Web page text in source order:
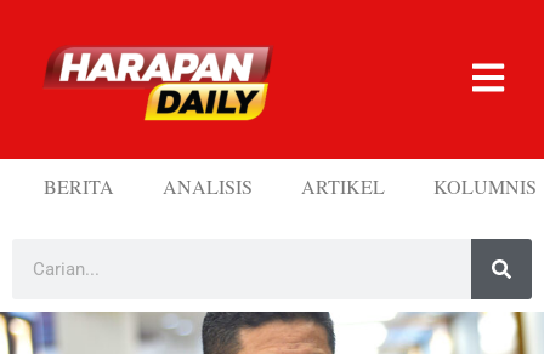
BERITA ANALISIS ARTIKEL KOLUMNIS